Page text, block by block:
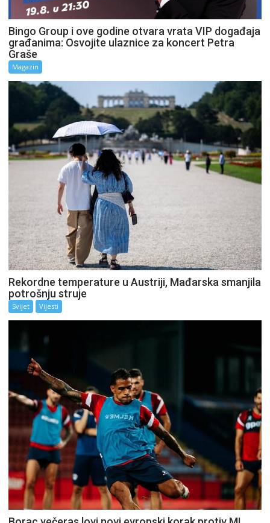
Bingo Group i ove godine otvara vrata VIP događaja
građanima: Osvojite ulaznice za koncert Petra
Graše
Magazin
Rekordne temperature u Austriji, Mađarska smanjila
potrošnju struje
Svijet Vijesti